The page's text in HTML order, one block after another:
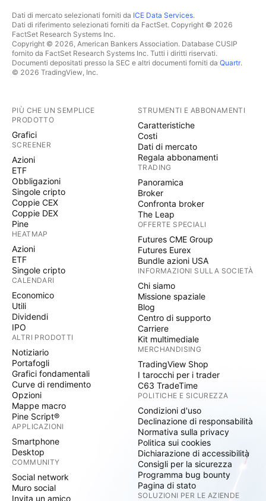
Dati di mercato selezionati forniti da ICE Data Services.
Dati di riferimento selezionati forniti da FactSet. Copyright © 2026
FactSet Research Systems Inc.
Copyright © 2026, American Bankers Association. Database CUSIP
fornito da FactSet Research Systems Inc. Tutti i diritti riservati.
Documenti depositati presso la SEC e altri documenti forniti da Quartr.
© 2026 TradingView, Inc.
PIÙ CHE UN SEMPLICE
PRODOTTO
Grafici
SCREENER
Azioni
ETF
Obbligazioni
Singole cripto
Coppie CEX
Coppie DEX
Pine
HEATMAP
Azioni
ETF
Singole cripto
CALENDARI
Economico
Utili
Dividendi
IPO
ALTRI PRODOTTI
Notiziario
Portafogli
Grafici fondamentali
Curve di rendimento
Opzioni
Mappe macro
Pine Script®
APPLICAZIONI
Smartphone
Desktop
COMMUNITY
Social network
Muro social
Invita un amico
STRUMENTI E ABBONAMENTI
Caratteristiche
Costi
Dati di mercato
Regala abbonamenti
TRADING
Panoramica
Broker
Confronta broker
The Leap
OFFERTE SPECIALI
Futures CME Group
Futures Eurex
Bundle azioni USA
INFORMAZIONI SULLA SOCIETÀ
Chi siamo
Missione spaziale
Blog
Centro di supporto
Carriere
Kit multimediale
MERCHANDISING
TradingView Shop
I tarocchi per i trader
C63 TradeTime
POLITICHE E SICUREZZA
Condizioni d'uso
Declinazione di responsabilità
Normativa sulla privacy
Politica sui cookies
Dichiarazione di accessibilità
Consigli per la sicurezza
Programma bug bounty
Pagina di stato
SOLUZIONI PER LE AZIENDE